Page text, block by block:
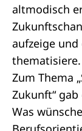
altmodisch
aufzeige
thematisiere.
Zum Thema
Zukunft“
Was